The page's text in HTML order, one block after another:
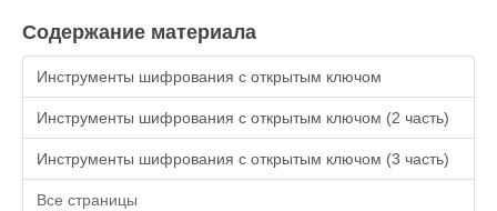
Содержание материала
Инструменты шифрования с открытым ключом
Инструменты шифрования с открытым ключом (2 часть)
Инструменты шифрования с открытым ключом (3 часть)
Все страницы